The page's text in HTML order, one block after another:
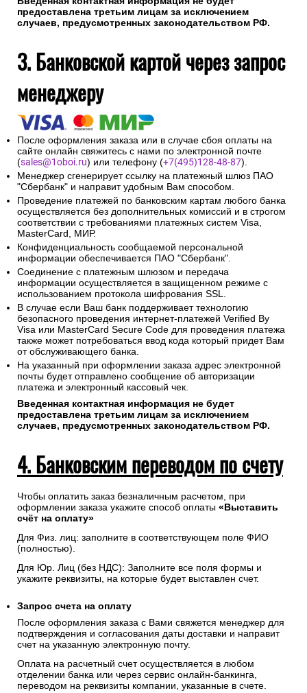
предоставлена третьим лицам за исключением
случаев, предусмотренных законодательством РФ.
3. Банковской картой через запрос
менеджеру
После оформления заказа или в случае сбоя оплаты на
сайте онлайн свяжитесь с нами по электронной почте
(sales@1oboi.ru) или телефону (+7(495)128-48-87).
Менеджер сгенерирует ссылку на платежный шлюз ПАО
"Сбербанк" и направит удобным Вам способом.
Проведение платежей по банковским картам любого банка
осуществляется без дополнительных комиссий и в строгом
соответствии с требованиями платежных систем Visa,
MasterCard, МИР.
Конфиденциальность сообщаемой персональной
информации обеспечивается ПАО "Сбербанк".
Соединение с платежным шлюзом и передача
информации осуществляется в защищенном режиме с
использованием протокола шифрования SSL.
В случае если Ваш банк поддерживает технологию
безопасного проведения интернет-платежей Verified By
Visa или MasterCard Secure Code для проведения платежа
также может потребоваться ввод кода который придет Вам
от обслуживающего банка.
На указанный при оформлении заказа адрес электронной
почты будет отправлено сообщение об авторизации
платежа и электронный кассовый чек.
Введенная контактная информация не будет
предоставлена третьим лицам за исключением
случаев, предусмотренных законодательством РФ.
4. Банковским переводом по счету
Чтобы оплатить заказ безналичным расчетом, при
оформлении заказа укажите способ оплаты «Выставить
счёт на оплату»
Для Физ. лиц: заполните в соответствующем поле ФИО
(полностью).
Для Юр. Лиц (без НДС): Заполните все поля формы и
укажите реквизиты, на которые будет выставлен счет.
Запрос счета на оплату
После оформления заказа с Вами свяжется менеджер для
подтверждения и согласования даты доставки и направит
счет на указанную электронную почту.
Оплата на расчетный счет осуществляется в любом
отделении банка или через сервис онлайн-банкинга,
переводом на реквизиты компании, указанные в счете.